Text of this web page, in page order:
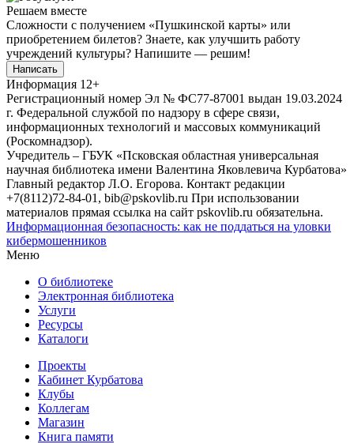
Решаем вместе
Сложности с получением «Пушкинской карты» или
приобретением билетов? Знаете, как улучшить работу
учреждений культуры? Напишите — решим!
Написать
Информация 12+
Регистрационный номер Эл № ФС77-87001 выдан 19.03.2024
г. Федеральной службой по надзору в сфере связи,
информационных технологий и массовых коммуникаций
(Роскомнадзор).
Учредитель – ГБУК «Псковская областная универсальная
научная библиотека имени Валентина Яковлевича Курбатова»
Главный редактор Л.О. Егорова. Контакт редакции
+7(8112)72-84-01, bib@pskovlib.ru При использовании
материалов прямая ссылка на сайт pskovlib.ru обязательна.
Информационная безопасность: как не поддаться на уловки
кибермошенников
Меню
О библиотеке
Электронная библиотека
Услуги
Ресурсы
Каталоги
Проекты
Кабинет Курбатова
Клубы
Коллегам
Магазин
Книга памяти